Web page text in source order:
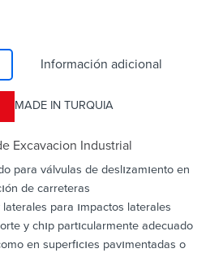
Información adicional
MADE IN TURQUIA
Excavacion Industrial
para válvulas de deslızamıento en
de carreteras
para ımpactos laterales
y chıp partıcularmente adecuado
en superfıcıes pavımentadas o